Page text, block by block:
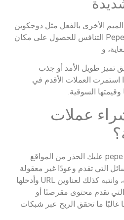
الأخرى بالفعل مثل دوجكوين
وشيبا إينو، يجب على Pepe Coin التنافس للحصول على مكان
و
تميز طويل الأمد أو جذب
استمرت العملات الأقدم في
السوقية.
عملات
عند العزم على شراء عملة pepe عليك الحذر من المواقع
التي تقدم وعودًا غير معقولة
أو تحذر من تهديدات خطيرة، وانتبه كذلك لعناوين URL وأدخلها
التي تقدم محتوى مقرصنًا أو
ما تحقق الربح عبر شبكات